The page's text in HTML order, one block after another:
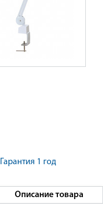
Гарантия 1 год
Описание товара